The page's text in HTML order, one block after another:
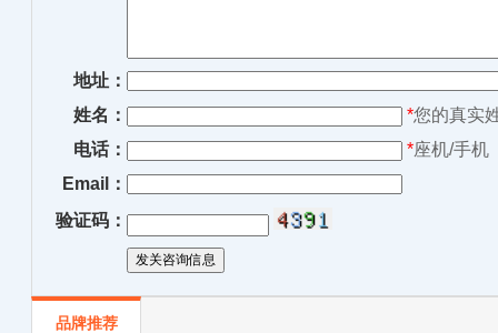
地址：
姓名：
*您的真实
电话：
*座机/手机
Email：
验证码：
品牌推荐